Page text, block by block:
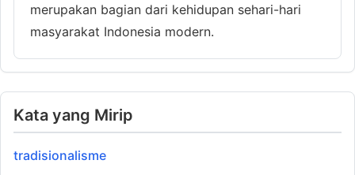
merupakan bagian dari kehidupan sehari-hari
masyarakat Indonesia modern.
Kata yang Mirip
tradisionalisme